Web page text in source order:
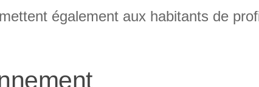
également aux habitants de